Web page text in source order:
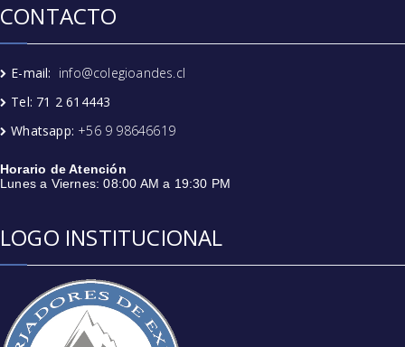
CONTACTO
E-mail: info@colegioandes.cl
Tel: 71 2 614443
Whatsapp: +56 9 98646619
Horario de Atención
Lunes a Viernes: 08:00 AM a 19:30 PM
LOGO INSTITUCIONAL